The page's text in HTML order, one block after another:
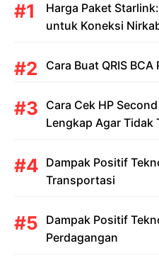
Harga Paket
untuk Koneksi
Cara Buat QRIS
Cara Cek HP
Lengkap Agar Tidak
Dampak Positif
Transportasi
Dampak Positif
Perdagangan